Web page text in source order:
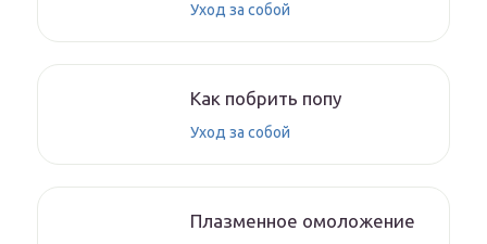
Уход за собой
Как побрить попу
Уход за собой
Плазменное омоложение